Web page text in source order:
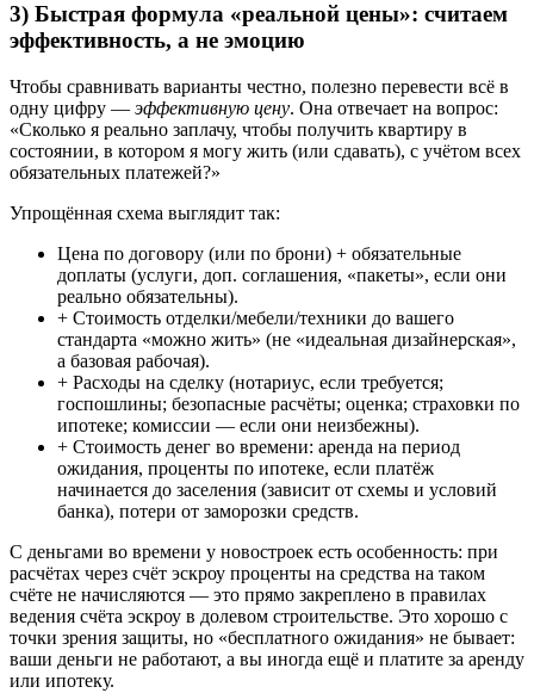
3) Быстрая формула «реальной цены»: считаем
эффективность, а не эмоцию
Чтобы сравнивать варианты честно, полезно перевести всё в
одну цифру — эффективную цену. Она отвечает на вопрос:
«Сколько я реально заплачу, чтобы получить квартиру в
состоянии, в котором я могу жить (или сдавать), с учётом всех
обязательных платежей?»
Упрощённая схема выглядит так:
Цена по договору (или по брони) + обязательные
доплаты (услуги, доп. соглашения, «пакеты», если они
реально обязательны).
+ Стоимость отделки/мебели/техники до вашего
стандарта «можно жить» (не «идеальная дизайнерская»,
а базовая рабочая).
+ Расходы на сделку (нотариус, если требуется;
госпошлины; безопасные расчёты; оценка; страховки по
ипотеке; комиссии — если они неизбежны).
+ Стоимость денег во времени: аренда на период
ожидания, проценты по ипотеке, если платёж
начинается до заселения (зависит от схемы и условий
банка), потери от заморозки средств.
С деньгами во времени у новостроек есть особенность: при
расчётах через счёт эскроу проценты на средства на таком
счёте не начисляются — это прямо закреплено в правилах
ведения счёта эскроу в долевом строительстве. Это хорошо с
точки зрения защиты, но «бесплатного ожидания» не бывает:
ваши деньги не работают, а вы иногда ещё и платите за аренду
или ипотеку.